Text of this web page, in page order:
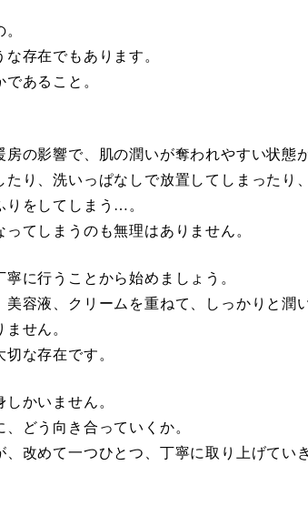
存在でもあります。
あること。
の影響で、肌の潤いが奪われやすい状態
り、洗いっぱなしで放置してしまったり、
りをしてしまう…。
てしまうのも無理はありません。
に行うことから始めましょう。
容液、クリームを重ねて、しっかりと潤
せん。
な存在です。
かいません。
どう向き合っていくか。
改めて一つひとつ、丁寧に取り上げてい